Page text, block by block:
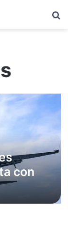
con